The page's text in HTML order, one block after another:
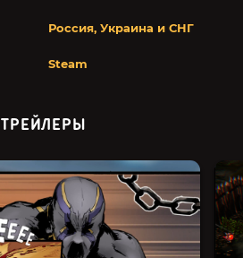
Россия, Украина и СНГ
Steam
ТРЕЙЛЕРЫ